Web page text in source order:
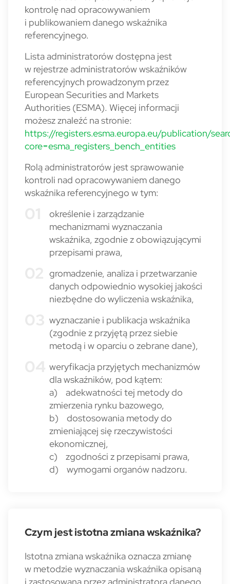
kontrolę nad opracowywaniem
i publikowaniem danego wskaźnika
referencyjnego.
Lista administratorów dostępna jest
w rejestrze administratorów wskaźników
referencyjnych prowadzonym przez
European Securities and Markets
Authorities (ESMA). Więcej informacji
możesz znaleźć na stronie:
https://registers.esma.europa.eu/publication/
core=esma_registers_bench_entities
Rolą administratorów jest sprawowanie
kontroli nad opracowywaniem danego
wskaźnika referencyjnego w tym:
określenie i zarządzanie
mechanizmami wyznaczania
wskaźnika, zgodnie z obowiązującymi
przepisami prawa,
gromadzenie, analiza i przetwarzanie
danych odpowiednio wysokiej jakości
niezbędne do wyliczenia wskaźnika,
wyznaczanie i publikacja wskaźnika
(zgodnie z przyjętą przez siebie
metodą i w oparciu o zebrane dane),
weryfikacja przyjętych mechanizmów
dla wskaźników, pod kątem:
a) adekwatności tej metody do
zmierzenia rynku bazowego,
b) dostosowania metody do
zmieniającej się rzeczywistości
ekonomicznej,
c) zgodności z przepisami prawa,
d) wymogami organów nadzoru.
Czym jest istotna zmiana wskaźnika?
Istotna zmiana wskaźnika oznacza zmianę
w metodzie wyznaczania wskaźnika opisaną